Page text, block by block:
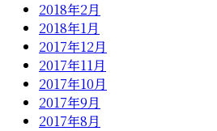
2018年2月
2018年1月
2017年12月
2017年11月
2017年10月
2017年9月
2017年8月